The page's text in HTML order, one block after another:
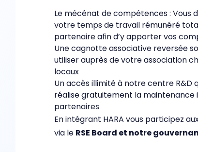
Le mécénat de compétences : Vous
votre temps de travail rémunéré
partenaire afin d’y apporter vos
Une cagnotte associative reversée
utiliser auprès de votre association
locaux
Un accès illimité à notre centre R&D
réalise gratuitement la maintenance
partenaires
En intégrant HARA vous participez
via le RSE Board et notre